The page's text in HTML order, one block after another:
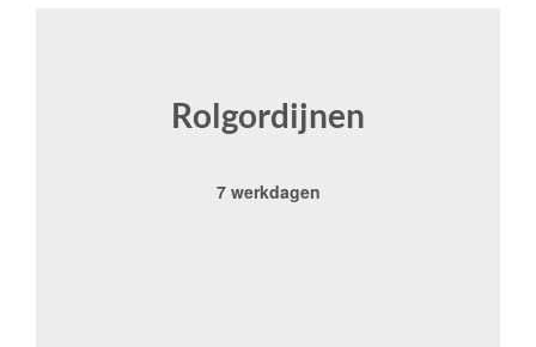
Rolgordijnen
7 werkdagen